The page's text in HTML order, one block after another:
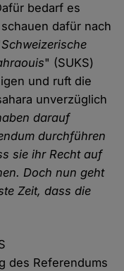
bedarf es
dafür nach
Schweizerische
" (SUKS)
und ruft die
unverzüglich
darauf
durchführen
sie ihr Recht auf
Doch nun geht
Zeit, dass die
des Referendums